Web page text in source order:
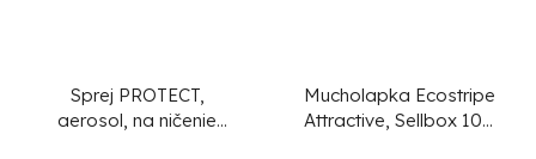
Sprej PROTECT,
aerosol, na ničenie
Mucholapka Ecostripe
Attractive, Sellbox 100